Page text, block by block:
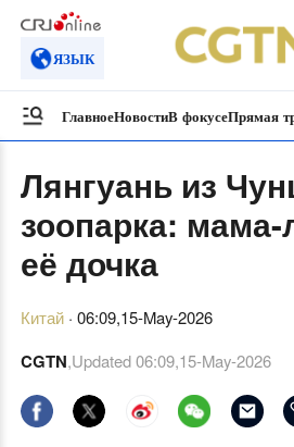
ЯЗЫК
ГлавноеНовостиВ фокусеПрямая
Лянгуань из
зоопарка: мама-
её дочка
Китай· 06:09,15-May-2026
CGTN,Updated06:09,15-May-2026